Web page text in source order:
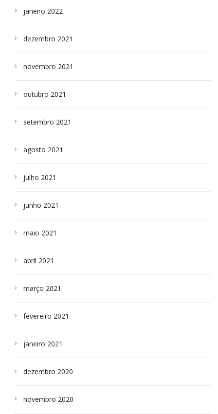
janeiro 2022
dezembro 2021
novembro 2021
outubro 2021
setembro 2021
agosto 2021
julho 2021
junho 2021
maio 2021
abril 2021
março 2021
fevereiro 2021
janeiro 2021
dezembro 2020
novembro 2020